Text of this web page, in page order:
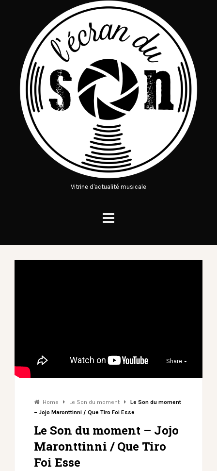
Vitrine d'actualité musicale
Share
Home Le Son du moment
Le Son du moment
– Jojo Maronttinni / Que Tiro Foi Esse
Le Son du moment – Jojo
Maronttinni / Que Tiro
Foi Esse